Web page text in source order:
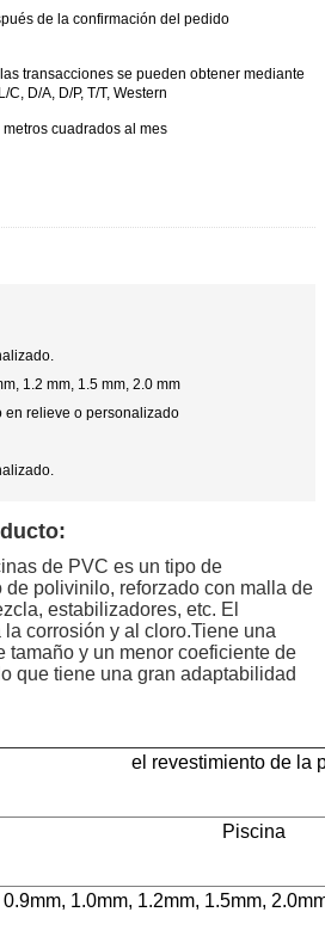
de la confirmación del pedido
transacciones se pueden obtener mediante
C, D/A, D/P, T/T, Western
cuadrados al mes
1.2 mm, 1.5 mm, 2.0 mm
en relieve o personalizado
de PVC es un tipo de
de polivinilo, reforzado con malla de
estabilizadores, etc. El
corrosión y al cloro.Tiene una
tamaño y un menor coeficiente de
que tiene una gran adaptabilidad
el revestimiento de la
Piscina
1.0mm, 1.2mm, 1.5mm,